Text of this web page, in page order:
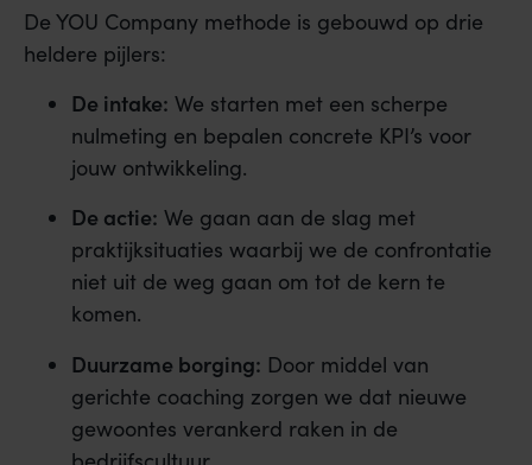
De YOU Company methode is gebouwd op drie
heldere pijlers:
De intake: We starten met een scherpe
nulmeting en bepalen concrete KPI’s voor
jouw ontwikkeling.
De actie: We gaan aan de slag met
praktijksituaties waarbij we de confrontatie
niet uit de weg gaan om tot de kern te
komen.
Duurzame borging: Door middel van
gerichte coaching zorgen we dat nieuwe
gewoontes verankerd raken in de